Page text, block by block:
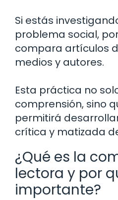
Si estás
problema social,
compara artículos
medios y autores.
Esta práctica no
comprensión, sino
permitirá
crítica y matizada
¿Qué es la
lectora y por
importante?